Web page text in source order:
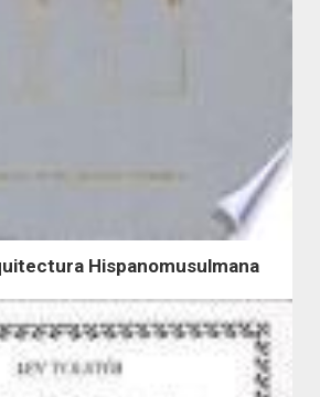
Hispanomusulmana